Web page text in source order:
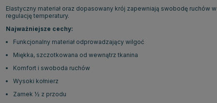
Elastyczny materiał oraz dopasowany krój zapewniają swobodę
regulację temperatury.
Najważniejsze cechy:
Funkcjonalny materiał odprowadzający wilgoć
Miękka, szczotkowana od wewnątrz tkanina
Komfort i swoboda ruchów
Wysoki kołnierz
Zamek ½ z przodu